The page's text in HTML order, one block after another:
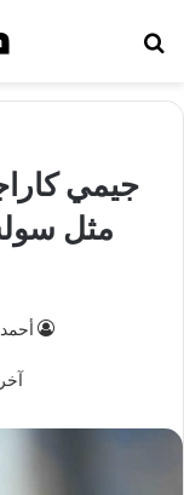
جيمي
مثل
آخر